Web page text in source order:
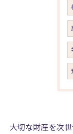
大切な財産を次